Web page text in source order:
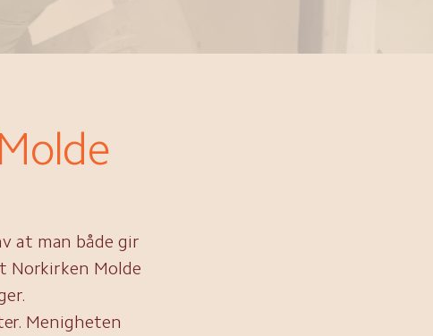
at man både gir
Norkirken Molde
Menigheten